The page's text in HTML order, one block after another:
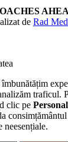
de Rad
traficul.
clic pe
consimțământul
neesențiale.